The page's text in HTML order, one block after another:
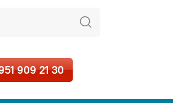
909 21 30